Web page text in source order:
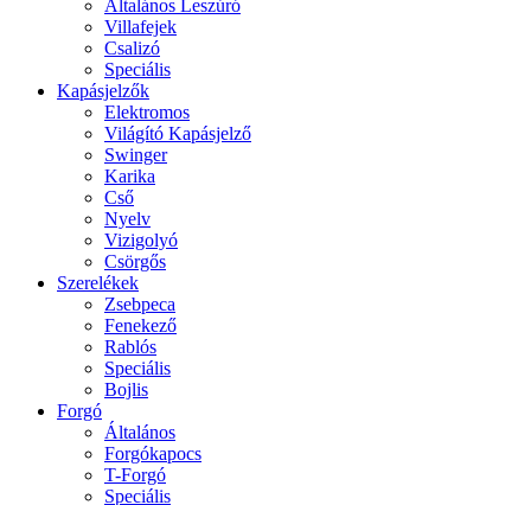
Általános Leszúró
Villafejek
Csalizó
Speciális
Kapásjelzők
Elektromos
Világító Kapásjelző
Swinger
Karika
Cső
Nyelv
Vizigolyó
Csörgős
Szerelékek
Zsebpeca
Fenekező
Rablós
Speciális
Bojlis
Forgó
Általános
Forgókapocs
T-Forgó
Speciális